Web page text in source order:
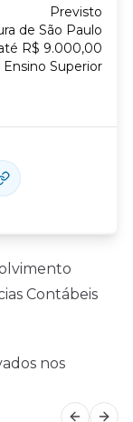
Contábeis
nos
Previsto
de São Paulo
R$ 9.000,00
Ensino Superior